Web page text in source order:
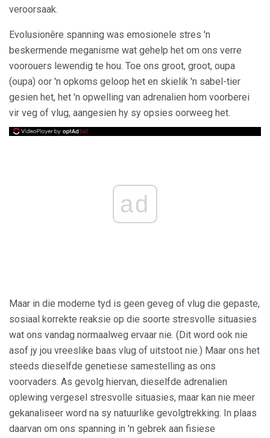
veroorsaak.
Evolusionêre spanning was emosionele stres 'n
beskermende meganisme wat gehelp het om ons verre
voorouers lewendig te hou. Toe ons groot, groot, oupa
(oupa) oor 'n opkoms geloop het en skielik 'n sabel-tier
gesien het, het 'n opwelling van adrenalien hom voorberei
vir veg of vlug, aangesien hy sy opsies oorweeg het.
ad
Maar in die moderne tyd is geen geveg of vlug die gepaste,
sosiaal korrekte reaksie op die soorte stresvolle situasies
wat ons vandag normaalweg ervaar nie. (Dit word ook nie
asof jy jou vreeslike baas vlug of uitstoot nie.) Maar ons het
steeds dieselfde genetiese samestelling as ons
voorvaders. As gevolg hiervan, dieselfde adrenalien
oplewing vergesel stresvolle situasies, maar kan nie meer
gekanaliseer word na sy natuurlike gevolgtrekking. In plaas
daarvan om ons spanning in 'n gebrek aan fisiese